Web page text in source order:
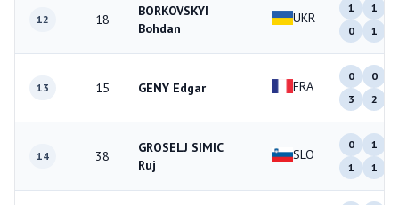
12 18
BORKOVSKYI
Bohdan
UKR
1
1
0
1
13 15 GENY Edgar FRA
0
0
3
2
14 38
GROSELJ SIMIC
Ruj
SLO
0
1
1
1